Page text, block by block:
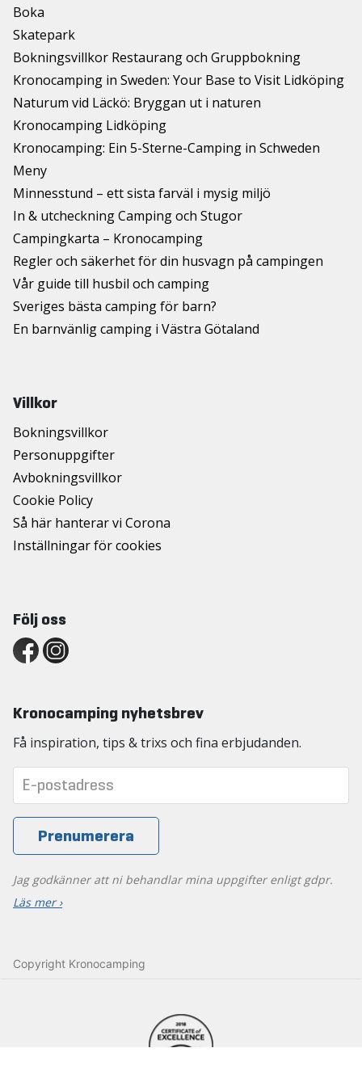
Boka
Skatepark
Bokningsvillkor Restaurang och Gruppbokning
Kronocamping in Sweden: Your Base to Visit Lidköping
Naturum vid Läckö: Bryggan ut i naturen
Kronocamping Lidköping
Kronocamping: Ein 5-Sterne-Camping in Schweden
Meny
Minnesstund – ett sista farväl i mysig miljö
In & utcheckning Camping och Stugor
Campingkarta – Kronocamping
Regler och säkerhet för din husvagn på campingen
Vår guide till husbil och camping
Sveriges bästa camping för barn?
En barnvänlig camping i Västra Götaland
Villkor
Bokningsvillkor
Personuppgifter
Avbokningsvillkor
Cookie Policy
Så här hanterar vi Corona
Inställningar för cookies
Följ oss
Kronocamping nyhetsbrev
Få inspiration, tips & trixs och fina erbjudanden.
Jag godkänner att ni behandlar mina uppgifter enligt gdpr.
Läs mer ›
Copyright Kronocamping